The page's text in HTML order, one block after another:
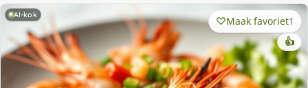
AI-kok Maak favoriet1
👍